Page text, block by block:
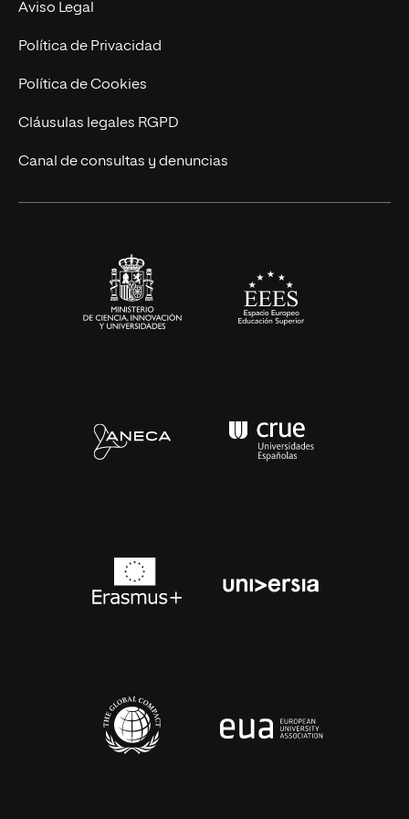
Postgrados
Cursos Universitarios
Nuestro Equipo
Trabaja en UNIR
Actualidad
UNIR Revista
Eventos
Aviso Legal
Política de Privacidad
Política de Cookies
Cláusulas legales RGPD
Canal de consultas y denuncias